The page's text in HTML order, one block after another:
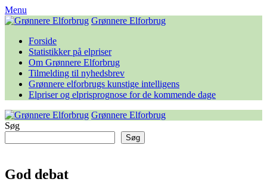
Skip
to
Menu
Grønnere Elforbrug
Forside
Statistikker på elpriser
Om Grønnere Elforbrug
Tilmelding til nyhedsbrev
Grønnere elforbrugs kunstige intelligens
Elpriser og elprisprognose for de kommende dage
Grønnere Elforbrug
Søg
Søg
God debat